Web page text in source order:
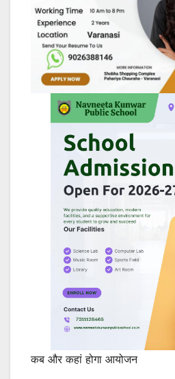
कब और कहां होगा आयोजन